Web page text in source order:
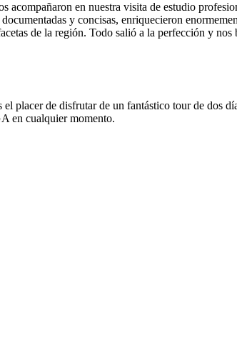
acompañaron en nuestra visita de estudio
y concisas, enriquecieron
de la región. Todo salió a la perfección y
placer de disfrutar de un fantástico tour de dos
en cualquier momento.